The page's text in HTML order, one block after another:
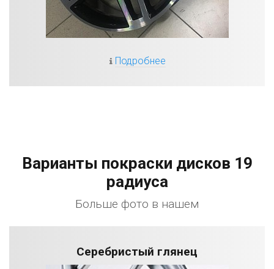
Подробнее
Варианты покраски дисков 19
радиуса
Больше фото в нашем
Серебристый глянец